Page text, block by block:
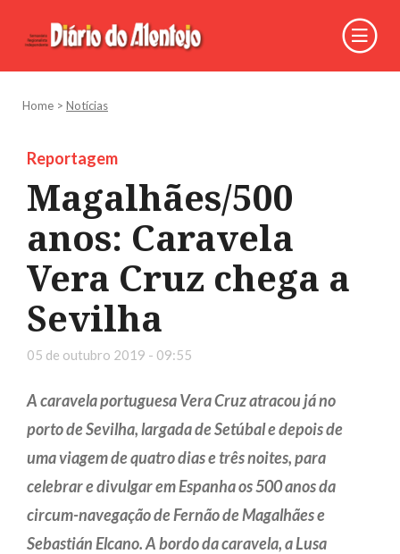
Home > Notícias
Reportagem
Magalhães/500
anos: Caravela
Vera Cruz chega a
Sevilha
05 de outubro 2019 - 09:55
A caravela portuguesa Vera Cruz atracou já no
porto de Sevilha, largada de Setúbal e depois de
uma viagem de quatro dias e três noites, para
celebrar e divulgar em Espanha os 500 anos da
circum-navegação de Fernão de Magalhães e
Sebastián Elcano. A bordo da caravela, a Lusa